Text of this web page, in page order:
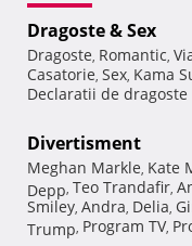
Dragoste & Sex
Dragoste, Romantic,
Casatorie, Sex, Kama
Declaratii de dragoste
Divertisment
Meghan Markle, Kate
Depp, Teo Trandafir,
Smiley, Andra, Delia,
Trump, Program TV,